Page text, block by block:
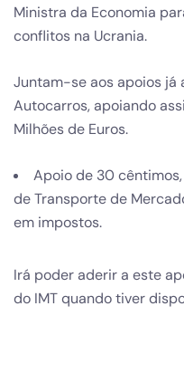
Ministra da Economia
conflitos na Ucrania.
Juntam-se aos apoios já
Autocarros, apoiando
Milhões de Euros.
Apoio de 30
de Transporte de
em impostos.
Irá poder aderir a este
do IMT quando tiver